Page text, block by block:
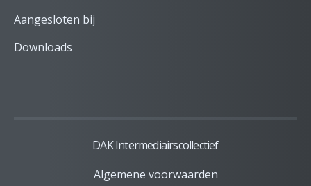
Aangesloten bij
Downloads
DAK Intermediairscollectief
Algemene voorwaarden